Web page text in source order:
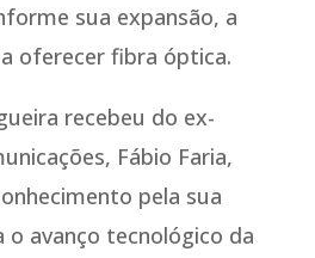
sua expansão, a
oferecer fibra óptica.
recebeu do ex-
Fábio Faria,
pela sua
o avanço tecnológico da